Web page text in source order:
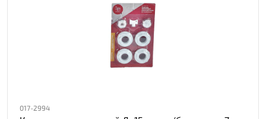
017-2994